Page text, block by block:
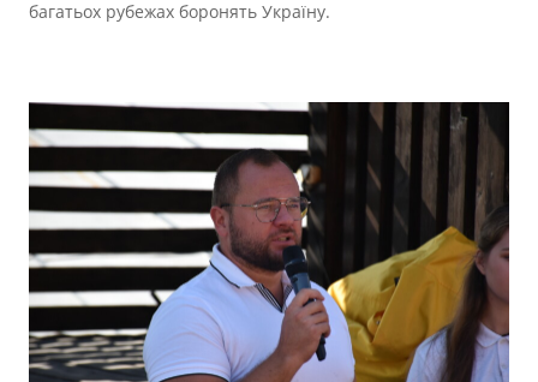
багатьох рубежах боронять Україну.